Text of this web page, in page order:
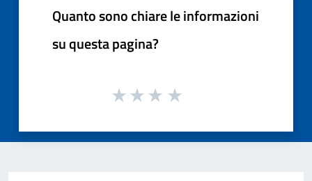
Quanto sono chiare le informazioni
su questa pagina?